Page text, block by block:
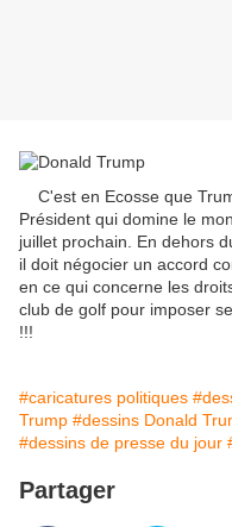
C'est en Ecosse que
Président qui domine le
juillet prochain. En dehors
il doit négocier un accord
en ce qui concerne les
club de golf pour imposer
!!!
#caricatures politiques
Trump #dessins Donald
#dessins de presse du jour
Partager